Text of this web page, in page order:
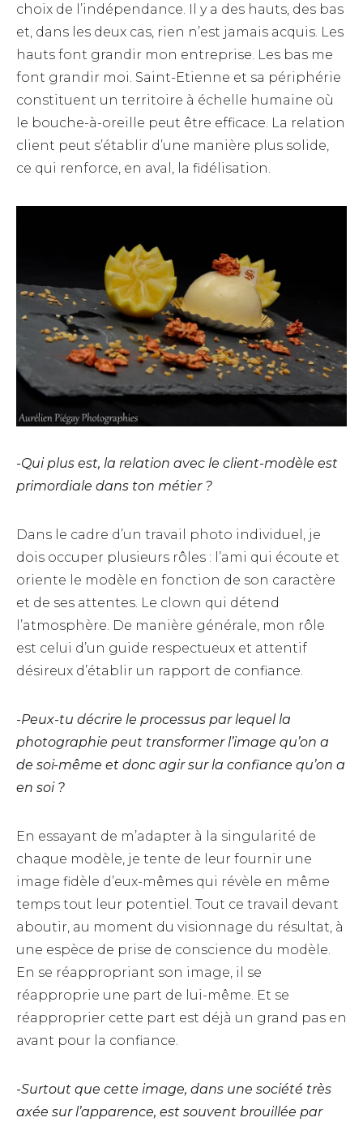
choix de l’indépendance. Il y a des hauts, des bas
et, dans les deux cas, rien n’est jamais acquis. Les
hauts font grandir mon entreprise. Les bas me
font grandir moi. Saint-Etienne et sa périphérie
constituent un territoire à échelle humaine où
le bouche-à-oreille peut être efficace. La relation
client peut s’établir d’une manière plus solide,
ce qui renforce, en aval, la fidélisation.
-Qui plus est, la relation avec le client-modèle est
primordiale dans ton métier ?
Dans le cadre d’un travail photo individuel, je
dois occuper plusieurs rôles : l’ami qui écoute et
oriente le modèle en fonction de son caractère
et de ses attentes. Le clown qui détend
l’atmosphère. De manière générale, mon rôle
est celui d’un guide respectueux et attentif
désireux d’établir un rapport de confiance.
-Peux-tu décrire le processus par lequel la
photographie peut transformer l’image qu’on a
de soi-même et donc agir sur la confiance qu’on a
en soi ?
En essayant de m’adapter à la singularité de
chaque modèle, je tente de leur fournir une
image fidèle d’eux-mêmes qui révèle en même
temps tout leur potentiel. Tout ce travail devant
aboutir, au moment du visionnage du résultat, à
une espèce de prise de conscience du modèle.
En se réappropriant son image, il se
réapproprie une part de lui-même. Et se
réapproprier cette part est déjà un grand pas en
avant pour la confiance.
-Surtout que cette image, dans une société très
axée sur l’apparence, est souvent brouillée par